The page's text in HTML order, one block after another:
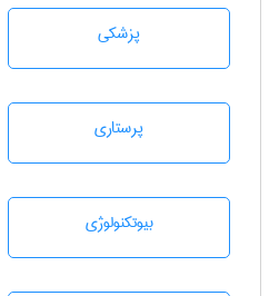
پزشكی
پرستاری
بيوتكنولوژی